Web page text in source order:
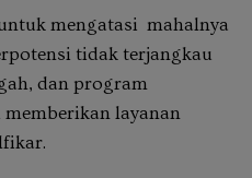
mengatasi mahalnya
tidak terjangkau
dan program
layanan